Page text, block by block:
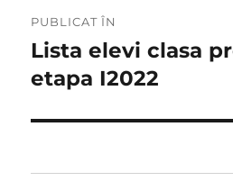
în
articole
PUBLICAT ÎN
Lista elevi clasa
etapa I2022